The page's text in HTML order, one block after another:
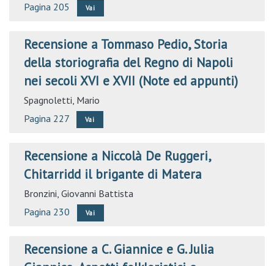
Pagina 205
Vai
Recensione a Tommaso Pedio, Storia
della storiografia del Regno di Napoli
nei secoli XVI e XVII (Note ed appunti)
Spagnoletti, Mario
Pagina 227
Vai
Recensione a Niccolà De Ruggeri,
Chitarridd il brigante di Matera
Bronzini, Giovanni Battista
Pagina 230
Vai
Recensione a C. Giannice e G. Julia